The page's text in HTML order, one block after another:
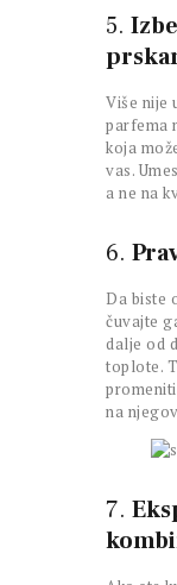
5.
Više nije
parfema
koja
vas.
a ne na
6.
Da biste
čuvajte
dalje od
toplote.
na
7.